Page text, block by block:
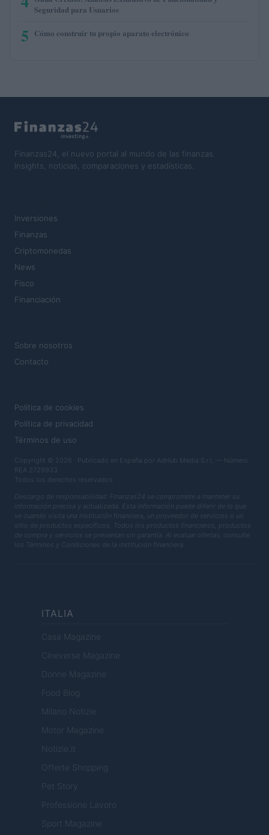
Seguridad para Usuarios
5 Cómo construir tu propio aparato electrónico
Finanzas24, el nuevo portal al mundo de las finanzas.
Insights, noticias, comparaciones y estadísticas.
Inversiones
Finanzas
Criptomonedas
News
Fisco
Financiación
Sobre nosotros
Contacto
Política de cookies
Política de privacidad
Términos de uso
Copyright © 2026 · Publicado en España por AdHub Media S.r.l. — Número
REA 2729933
Todos los derechos reservados
Descargo de responsabilidad: Finanzas24 se compromete a mantener su
información precisa y actualizada. Esta información puede diferir de lo que
ve cuando visita una institución financiera, un proveedor de servicios o un
sitio de productos específicos. Todos los productos financieros, productos
de compra y servicios se presentan sin garantía. Al evaluar ofertas, consulte
los Términos y Condiciones de la institución financiera.
ITALIA
Casa Magazine
Cineverse Magazine
Donne Magazine
Food Blog
Milano Notizie
Motor Magazine
Notizie.it
Offerte Shopping
Pet Story
Professione Lavoro
Sport Magazine